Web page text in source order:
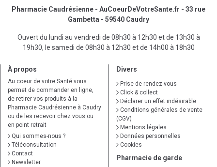
Pharmacie Caudrésienne - AuCoeurDeVotreSante.fr - 33 rue
Gambetta - 59540 Caudry
Ouvert du lundi au vendredi de 08h30 à 12h30 et de 13h30 à
19h30, le samedi de 08h30 à 12h30 et de 14h00 à 18h30
À propos
Au coeur de votre Santé vous
permet de commander en ligne,
de retirer vos produits à la
Pharmacie Caudrésienne à Caudry
ou de les recevoir chez vous ou
en point retrait
Qui sommes-nous ?
Téléconsultation
Contact
Newsletter
Divers
Prise de rendez-vous
Click & collect
Déclarer un effet indésirable
Conditions générales de vente
(CGV)
Mentions légales
Données personnelles
Cookies
Pharmacie de garde